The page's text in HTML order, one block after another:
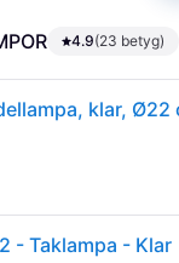
4.9(23 betyg)
klar, Ø22
- Taklampa - Klar